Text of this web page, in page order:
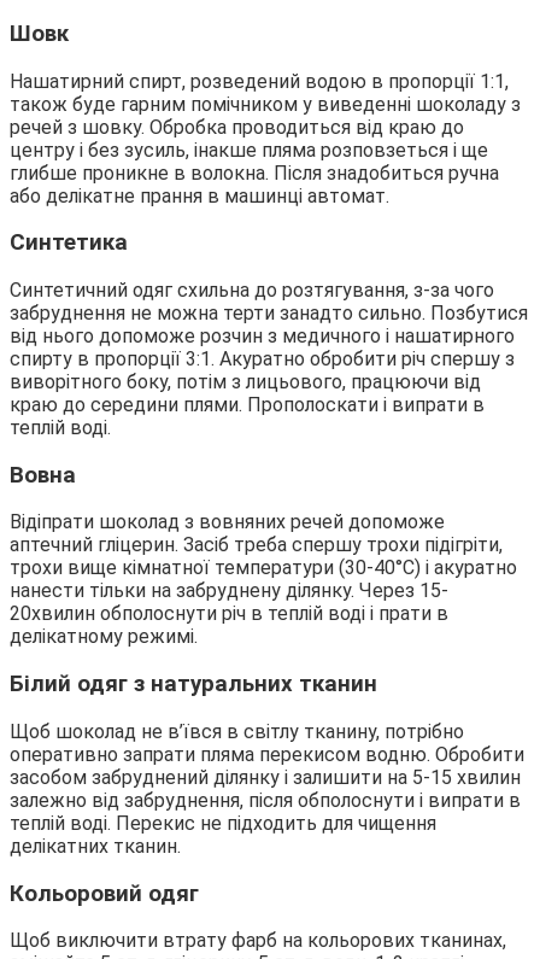
Шовк
Нашатирний спирт, розведений водою в пропорції 1:1,
також буде гарним помічником у виведенні шоколаду з
речей з шовку. Обробка проводиться від краю до
центру і без зусиль, інакше пляма розповзеться і ще
глибше проникне в волокна. Після знадобиться ручна
або делікатне прання в машинці автомат.
Синтетика
Синтетичний одяг схильна до розтягування, з-за чого
забруднення не можна терти занадто сильно. Позбутися
від нього допоможе розчин з медичного і нашатирного
спирту в пропорції 3:1. Акуратно обробити річ спершу з
виворітного боку, потім з лицьового, працюючи від
краю до середини плями. Прополоскати і випрати в
теплій воді.
Вовна
Відіпрати шоколад з вовняних речей допоможе
аптечний гліцерин. Засіб треба спершу трохи підігріти,
трохи вище кімнатної температури (30-40°С) і акуратно
нанести тільки на забруднену ділянку. Через 15-
20хвилин обполоснути річ в теплій воді і прати в
делікатному режимі.
Білий одяг з натуральних тканин
Щоб шоколад не в’ївся в світлу тканину, потрібно
оперативно запрати пляма перекисом водню. Обробити
засобом забруднений ділянку і залишити на 5-15 хвилин
залежно від забруднення, після обполоснути і випрати в
теплій воді. Перекис не підходить для чищення
делікатних тканин.
Кольоровий одяг
Щоб виключити втрату фарб на кольорових тканинах,